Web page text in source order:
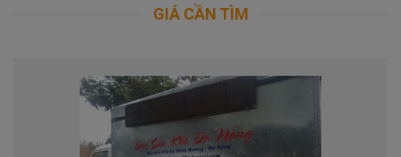
GIÁ CẦN TÌM